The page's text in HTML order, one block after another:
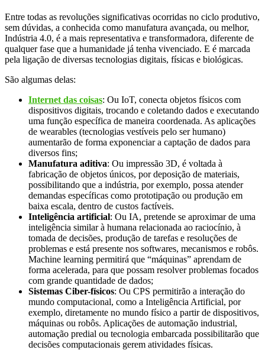
Entre todas as revoluções significativas ocorridas no ciclo produtivo,
sem dúvidas, a conhecida como manufatura avançada, ou melhor,
Indústria 4.0, é a mais representativa e transformadora, diferente de
qualquer fase que a humanidade já tenha vivenciado. E é marcada
pela ligação de diversas tecnologias digitais, físicas e biológicas.
São algumas delas:
Internet das coisas: Ou IoT, conecta objetos físicos com
dispositivos digitais, trocando e coletando dados e executando
uma função específica de maneira coordenada. As aplicações
de wearables (tecnologias vestíveis pelo ser humano)
aumentarão de forma exponenciar a captação de dados para
diversos fins;
Manufatura aditiva: Ou impressão 3D, é voltada à
fabricação de objetos únicos, por deposição de materiais,
possibilitando que a indústria, por exemplo, possa atender
demandas específicas como prototipação ou produção em
baixa escala, dentro de custos factíveis.
Inteligência artificial: Ou IA, pretende se aproximar de uma
inteligência similar à humana relacionada ao raciocínio, à
tomada de decisões, produção de tarefas e resoluções de
problemas e está presente nos softwares, mecanismos e robôs.
Machine learning permitirá que “máquinas” aprendam de
forma acelerada, para que possam resolver problemas focados
com grande quantidade de dados;
Sistemas Ciber-físicos: Ou CPS permitirão a interação do
mundo computacional, como a Inteligência Artificial, por
exemplo, diretamente no mundo físico a partir de dispositivos,
máquinas ou robôs. Aplicações de automação industrial,
automação predial ou tecnologia embarcada possibilitarão que
decisões computacionais gerem atividades físicas.